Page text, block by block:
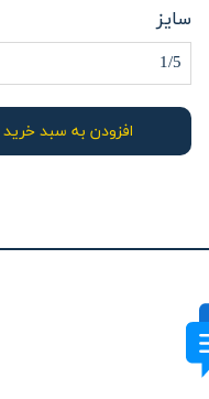
سایز
1/5
افزودن به سبد خرید